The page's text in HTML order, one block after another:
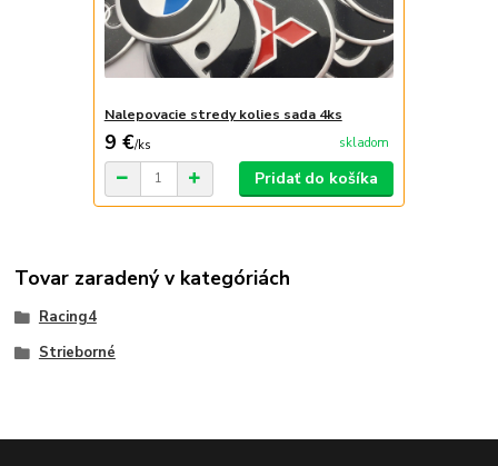
Nalepovacie stredy kolies sada 4ks
9 €/ks skladom
Pridať do košíka
Tovar zaradený v kategóriách
Racing4
Strieborné